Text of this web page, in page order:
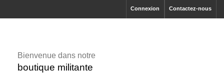
Contactez-nous
Connexion
Bienvenue dans notre
boutique militante